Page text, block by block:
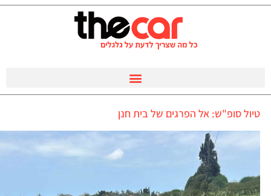
טיול סופ"ש: אל הפרגים של בית חנן